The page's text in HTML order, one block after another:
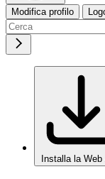
Modifica profilo
Installa la Web